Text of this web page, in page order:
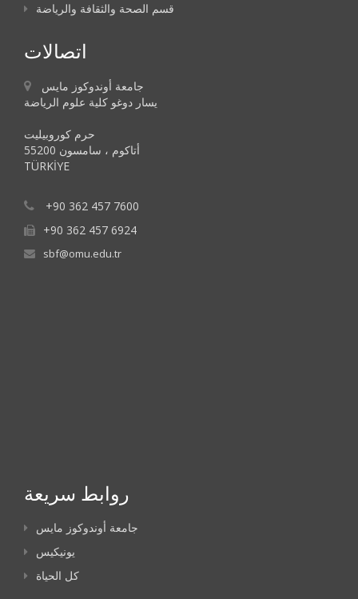
قسم الصحة والثقافة والرياضة
اتصالات
جامعة أوندوكوز مايس
يسار دوغو كلية علوم الرياضة
حرم كوروبيليت
55200 أتاكوم ، سامسون
TÜRKİYE
+90 362 457 7600
+90 362 457 6924
sbf@omu.edu.tr
روابط سريعة
جامعة أوندوكوز مايس
يونيكيس
كل الحياة